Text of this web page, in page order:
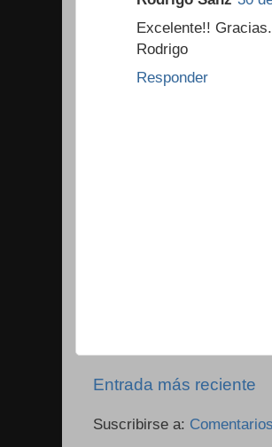
Excelente!! Gracias.
Rodrigo
Responder
Entrada más reciente
Suscribirse a: